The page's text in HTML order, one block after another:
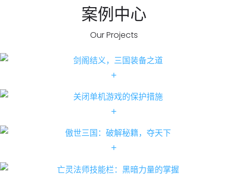
案例中心
Our Projects